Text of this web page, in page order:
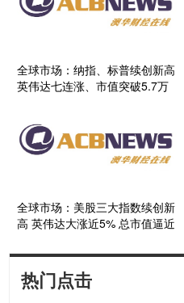
全球市场：纳指、标普续创新高
英伟达七连涨、市值突破5.7万
全球市场：美股三大指数续创新
高 英伟达大涨近5% 总市值逼近
热门点击